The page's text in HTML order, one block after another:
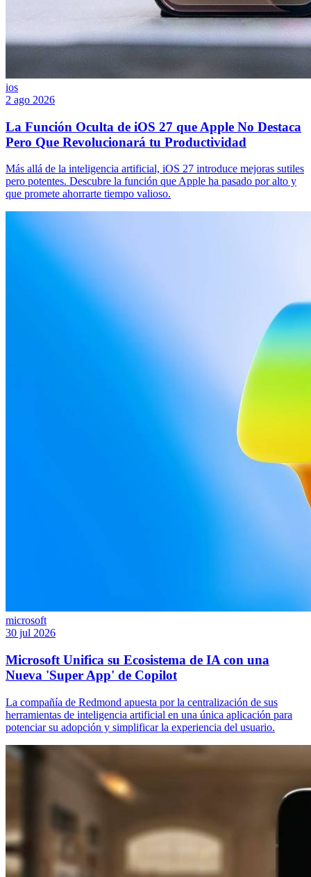
ios
2 ago 2026
La Función Oculta de iOS 27 que Apple No Destaca
Pero Que Revolucionará tu Productividad
Más allá de la inteligencia artificial, iOS 27 introduce mejoras sutiles
pero potentes. Descubre la función que Apple ha pasado por alto y
que promete ahorrarte tiempo valioso.
microsoft
30 jul 2026
Microsoft Unifica su Ecosistema de IA con una
Nueva 'Super App' de Copilot
La compañía de Redmond apuesta por la centralización de sus
herramientas de inteligencia artificial en una única aplicación para
potenciar su adopción y simplificar la experiencia del usuario.